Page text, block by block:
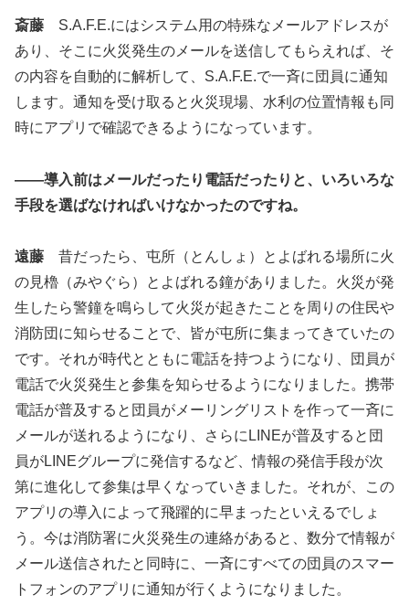
斎藤 S.A.F.E.にはシステム用の特殊なメールアドレスが
あり、そこに火災発生のメールを送信してもらえれば、そ
の内容を自動的に解析して、S.A.F.E.で一斉に団員に通知
します。通知を受け取ると火災現場、水利の位置情報も同
時にアプリで確認できるようになっています。
――導入前はメールだったり電話だったりと、いろいろな
手段を選ばなければいけなかったのですね。
遠藤 昔だったら、屯所（とんしょ）とよばれる場所に火
の見櫓（みやぐら）とよばれる鐘がありました。火災が発
生したら警鐘を鳴らして火災が起きたことを周りの住民や
消防団に知らせることで、皆が屯所に集まってきていたの
です。それが時代とともに電話を持つようになり、団員が
電話で火災発生と参集を知らせるようになりました。携帯
電話が普及すると団員がメーリングリストを作って一斉に
メールが送れるようになり、さらにLINEが普及すると団
員がLINEグループに発信するなど、情報の発信手段が次
第に進化して参集は早くなっていきました。それが、この
アプリの導入によって飛躍的に早まったといえるでしょ
う。今は消防署に火災発生の連絡があると、数分で情報が
メール送信されたと同時に、一斉にすべての団員のスマー
トフォンのアプリに通知が行くようになりました。